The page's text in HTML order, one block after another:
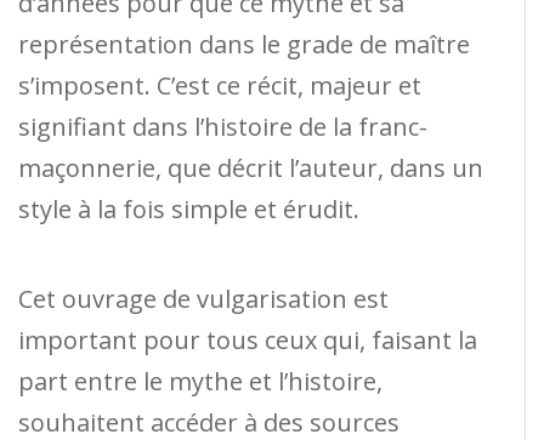
représentation dans le grade de maître
s’imposent. C’est ce récit, majeur et
signifiant dans l’histoire de la franc-
maçonnerie, que décrit l’auteur, dans un
style à la fois simple et érudit.
Cet ouvrage de vulgarisation est
important pour tous ceux qui, faisant la
part entre le mythe et l’histoire,
souhaitent accéder à des sources